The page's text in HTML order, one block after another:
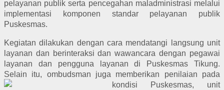
pelayanan publik serta pencegahan maladministrasi melalui
implementasi komponen standar pelayanan publik
Puskesmas.
Kegiatan dilakukan dengan cara mendatangi langsung unit
layanan dan berinteraksi dan wawancara dengan pegawai
layanan dan pengguna layanan di Puskesmas Tikung.
Selain itu, ombudsman juga memberikan penilaian pada
kondisi Puskesmas, unit